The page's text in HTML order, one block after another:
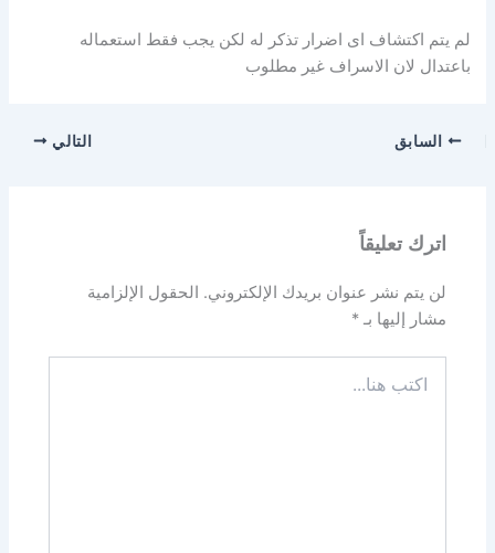
لم يتم اكتشاف اى اضرار تذكر له لكن يجب فقط استعماله
باعتدال لان الاسراف غير مطلوب
السابق التالي
اترك تعليقاً
لن يتم نشر عنوان بريدك الإلكتروني.
الحقول الإلزامية
مشار إليها بـ*
هنا...